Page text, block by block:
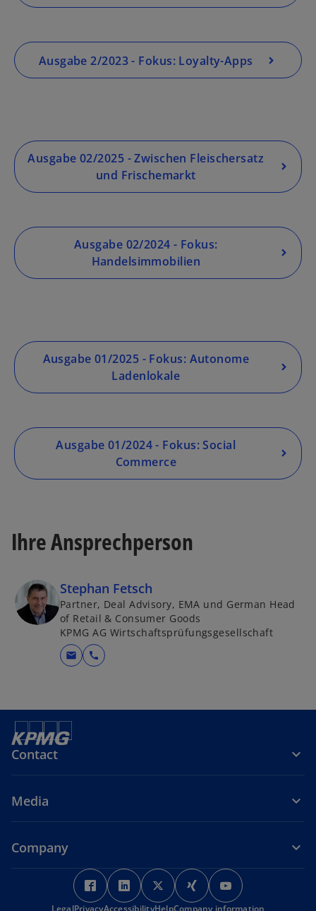
Ausgabe 2/2023 - Fokus: Loyalty-Apps
Ausgabe 02/2025 - Zwischen Fleischersatz
und Frischemarkt
Ausgabe 02/2024 - Fokus:
Handelsimmobilien
Ausgabe 01/2025 - Fokus: Autonome
Ladenlokale
Ausgabe 01/2024 - Fokus: Social
Commerce
Ihre Ansprechperson
Stephan Fetsch
Partner, Deal Advisory, EMA und German Head
of Retail & Consumer Goods
KPMG AG Wirtschaftsprüfungsgesellschaft
mail call
Contact
Media
Company
o
p
o
p
o
p
o
p
p
LegalPrivacyAccessibilityHelpCompany information